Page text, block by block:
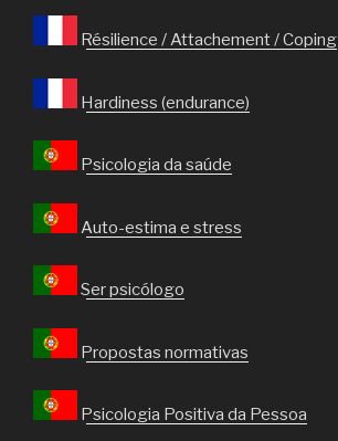
Résilience / Attachement / Coping
Hardiness (endurance)
Psicologia da saúde
Auto-estima e stress
Ser psicólogo
Propostas normativas
Psicologia Positiva da Pessoa